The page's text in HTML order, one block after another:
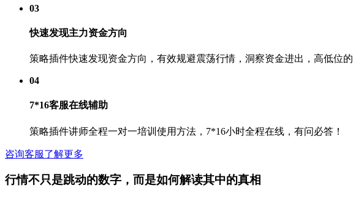
03
快速发现主力资金方向
策略插件快速发现资金方向，有效规避震荡行情，洞察资金进出，高低位的
04
7*16客服在线辅助
策略插件讲师全程一对一培训使用方法，7*16小时全程在线，有问必答！
咨询客服了解更多
行情不只是跳动的数字，而是如何解读其中的真相